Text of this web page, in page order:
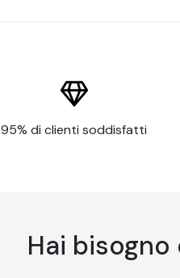
95% di clienti soddisfatti
Hai bisogno